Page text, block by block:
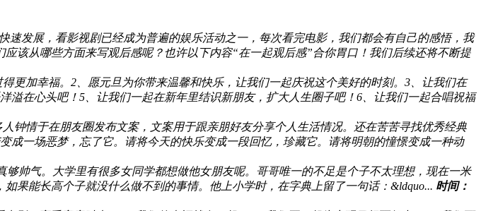
速发展，看影视剧已经成为普遍的娱乐活动之一，每次看完电影，我们都会有自己的感悟，我
该从哪些方面来写观后感呢？也许以下内容“在一起观后感”合你胃口！我们后续还将不断提
更加幸福。2、愿元旦为你带来温馨和快乐，让我们一起庆祝这个美好的时刻。3、让我们在
在心头吧！5、让我们一起在新年里结识新朋友，扩大人生圈子吧！6、让我们一起合唱祝福
钟情于在朋友圈发布文案，文案用于跟亲朋好友分享个人生活情况。还在苦苦寻找优秀经典
一场恶梦，忘了它。请将今天的快乐变成一段回忆，珍藏它。请将明朝的憧憬变成一种动
帅气。大学里有很多女同学都想做他女朋友呢。哥哥唯一的不足是个子不太理想，现在一米
果能长高个子就没什么做不到的事情。他上小学时，在字典上留了一句话：&ldquo... 时间：